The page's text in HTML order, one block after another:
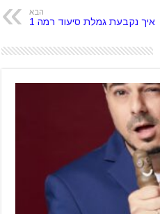
הבא
איך נקבעת גמלת סיעוד רמה 1